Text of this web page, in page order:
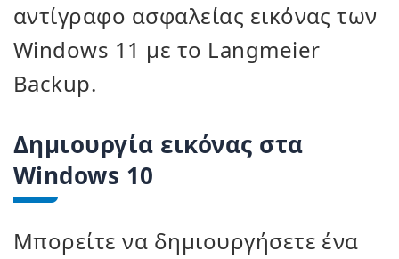
αντίγραφο ασφαλείας εικόνας των
Windows 11 με το Langmeier
Backup.
Δημιουργία εικόνας στα
Windows 10
Μπορείτε να δημιουργήσετε ένα